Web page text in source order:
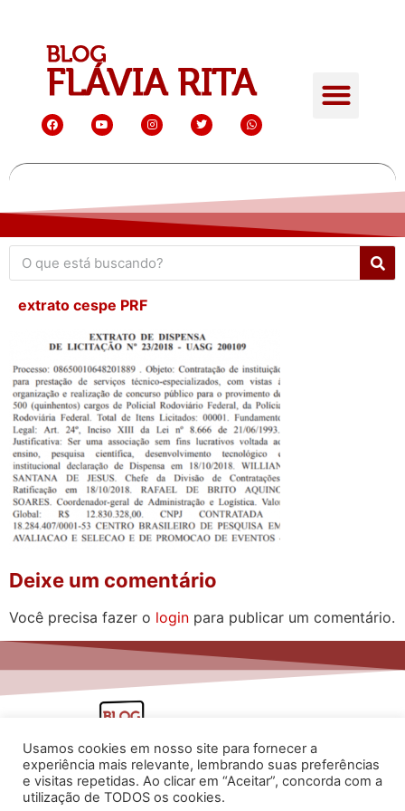
extrato cespe PRF
Deixe um comentário
Você precisa fazer o login para publicar um comentário.
Usamos cookies em nosso site para fornecer a
experiência mais relevante, lembrando suas preferências
e visitas repetidas. Ao clicar em “Aceitar”, concorda com a
utilização de TODOS os cookies.